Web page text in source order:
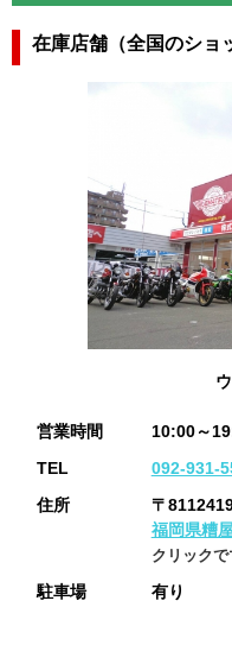
在庫店舗（全国のショ
営業時間
10:00～
TEL
092-931-
住所
〒
福岡県糟
クリック
駐車場 有り